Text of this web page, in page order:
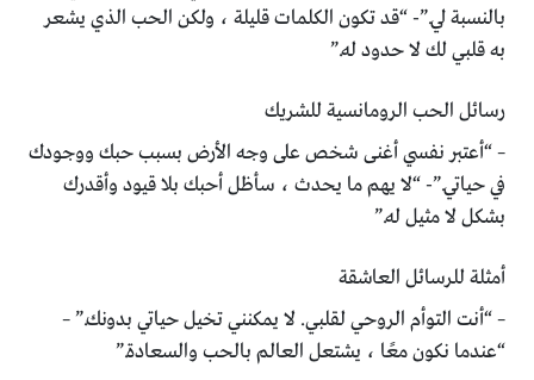
بالنسبة لي.”- “قد تكون الكلمات قليلة ، ولكن الحب الذي يشعر
به قلبي لك لا حدود له.”
رسائل الحب الرومانسية للشريك
– “أعتبر نفسي أغنى شخص على وجه الأرض بسبب حبك ووجودك
في حياتي.”- “لا يهم ما يحدث ، سأظل أحبك بلا قيود وأقدرك
بشكل لا مثيل له.”
أمثلة للرسائل العاشقة
– “أنت التوأم الروحي لقلبي. لا يمكنني تخيل حياتي بدونك.” –
“عندما نكون معًا ، يشتعل العالم بالحب والسعادة.”